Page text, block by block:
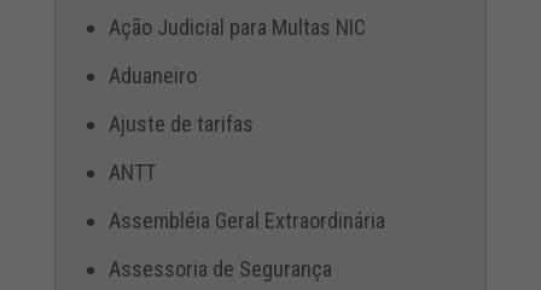
Ação Judicial para Multas NIC
Aduaneiro
Ajuste de tarifas
ANTT
Assembléia Geral Extraordinária
Assessoria de Segurança